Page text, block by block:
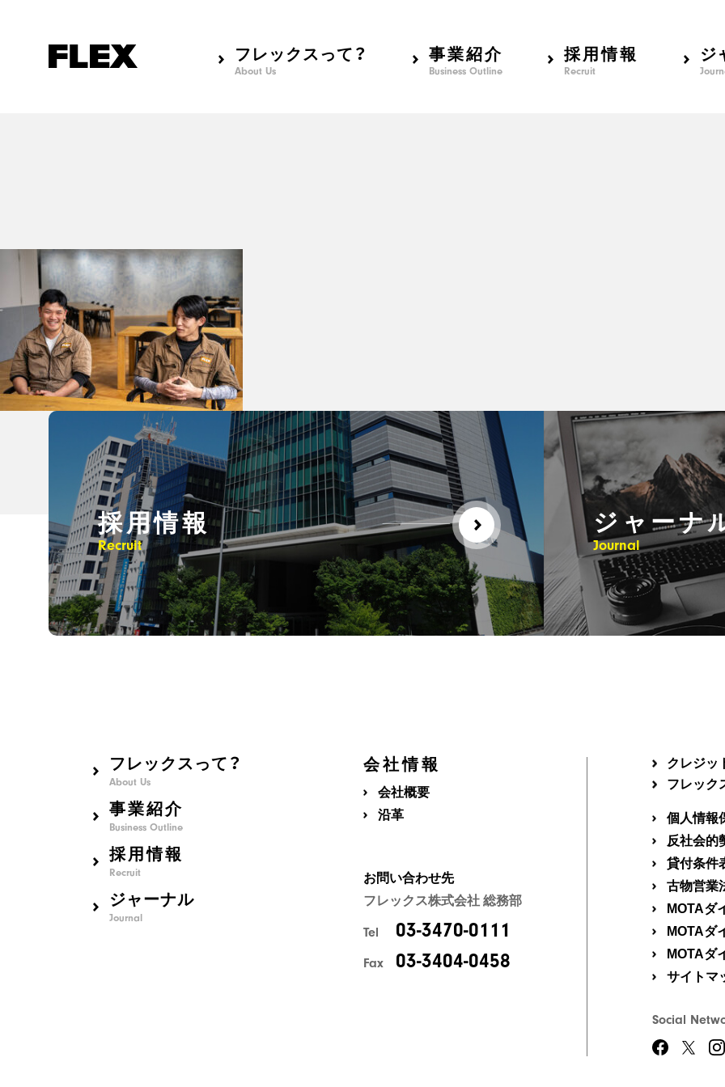
フレックスって？
About Us
事業紹介
Business Outline
採用情報
Recruit
ジ
採用情報
Recruit
ジャーナ
Journal
フレックスって？
About Us
事業紹介
Business Outline
採用情報
Recruit
ジャーナル
Journal
会社情報
会社概要
沿革
お問い合わせ先
フレックス株式会社 総務部
Tel 03-3470-0111
Fax 03-3404-0458
クレジッ
フレック
個人情報
反社会的
貸付条件
古物営業
MOTAダ
MOTAダ
MOTAダ
サイトマ
Social